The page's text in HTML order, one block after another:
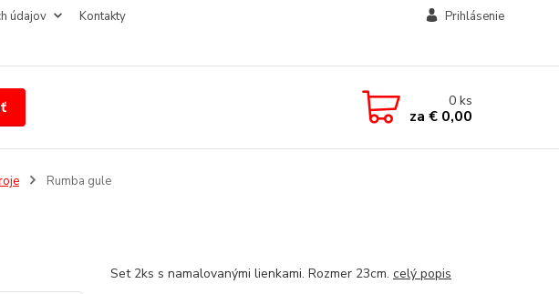
údajov
Kontakty
Prihlásenie
0ks
za € 0,00
Rumba gule
Set 2ks s namalovanými lienkami. Rozmer 23cm. celý popis